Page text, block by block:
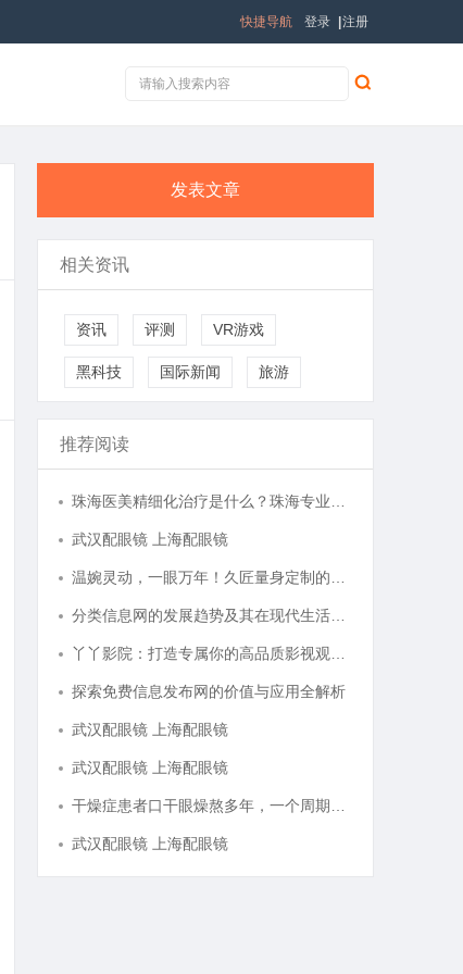
登录 注册
快捷导航
发表文章
相关资讯
资讯 评测 VR游戏
黑科技 国际新闻 旅游
推荐阅读
武汉配眼镜 上海配眼镜
探索免费信息发布网的价值与应用全解析
武汉配眼镜 上海配眼镜
武汉配眼镜 上海配眼镜
武汉配眼镜 上海配眼镜